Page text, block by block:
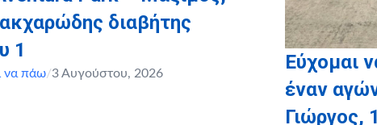
διαβήτης
1
να πάω/3 Αυγούστου, 2026
Εύχομαι
έναν
Γιώργος,